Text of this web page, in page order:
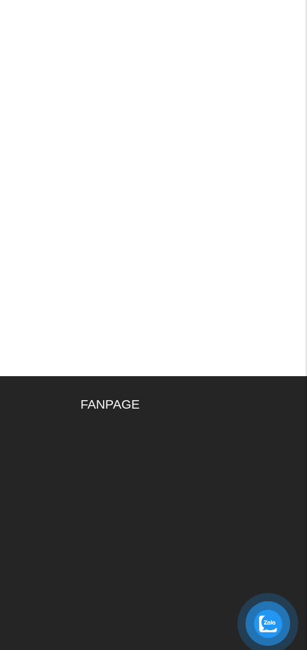
FANPAGE